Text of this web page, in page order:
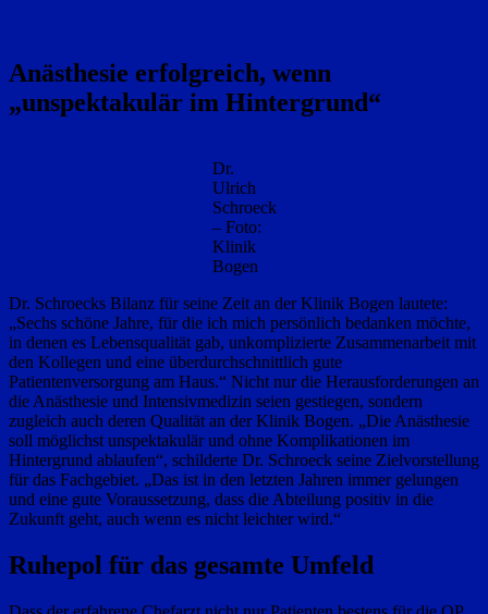
Anästhesie erfolgreich, wenn
„unspektakulär im Hintergrund“
Dr.
Ulrich
Schroeck
– Foto:
Klinik
Bogen
Dr. Schroecks Bilanz für seine Zeit an der Klinik Bogen lautete:
„Sechs schöne Jahre, für die ich mich persönlich bedanken möchte,
in denen es Lebensqualität gab, unkomplizierte Zusammenarbeit mit
den Kollegen und eine überdurchschnittlich gute
Patientenversorgung am Haus.“ Nicht nur die Herausforderungen an
die Anästhesie und Intensivmedizin seien gestiegen, sondern
zugleich auch deren Qualität an der Klinik Bogen. „Die Anästhesie
soll möglichst unspektakulär und ohne Komplikationen im
Hintergrund ablaufen“, schilderte Dr. Schroeck seine Zielvorstellung
für das Fachgebiet. „Das ist in den letzten Jahren immer gelungen
und eine gute Voraussetzung, dass die Abteilung positiv in die
Zukunft geht, auch wenn es nicht leichter wird.“
Ruhepol für das gesamte Umfeld